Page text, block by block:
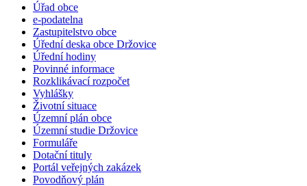
Úřad obce
e-podatelna
Zastupitelstvo obce
Úřední deska obce Držovice
Úřední hodiny
Povinné informace
Rozklikávací rozpočet
Vyhlášky
Životní situace
Územní plán obce
Územní studie Držovice
Formuláře
Dotační tituly
Portál veřejných zakázek
Povodňový plán